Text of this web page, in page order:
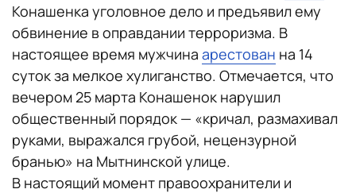
Конашенка уголовное дело и предъявил ему
обвинение в оправдании терроризма. В
настоящее время мужчина арестован на 14
суток за мелкое хулиганство. Отмечается, что
вечером 25 марта Конашенок нарушил
общественный порядок — «кричал, размахивал
руками, выражался грубой, нецензурной
бранью» на Мытнинской улице.
В настоящий момент правоохранители и